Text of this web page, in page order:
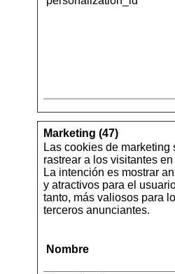
Marketing (47)
Las cookies de marketing
rastrear a los visitantes
La intención es mostrar
y atractivos para el
tanto, más valiosos para
terceros anunciantes.
Nombre